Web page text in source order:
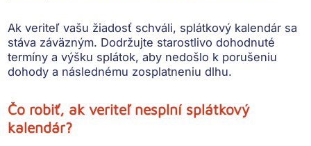
Ak veriteľ vašu žiadosť schváli, splátkový kalendár sa
stáva záväzným. Dodržujte starostlivo dohodnuté
termíny a výšku splátok, aby nedošlo k porušeniu
dohody a následnému zosplatneniu dlhu.
Čo robiť, ak veriteľ nesplní splátkový
kalendár?